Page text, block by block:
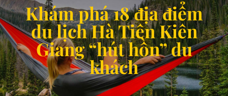
Khám phá 18 địa điểm
du lịch Hà Tiên Kiên
Giang “hút hồn” du
khách